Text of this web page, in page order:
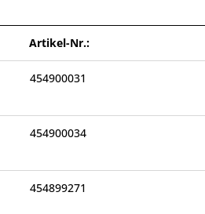
Artikel-Nr.:
454900031
454900034
454899271